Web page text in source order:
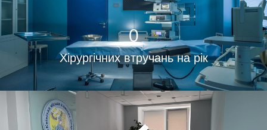
0
Хірургічних втручань на рік